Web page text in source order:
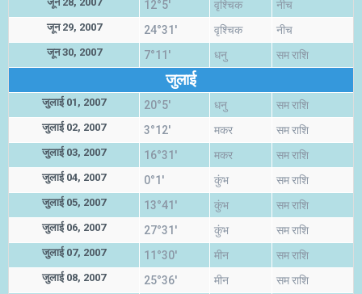
12°5' वृश्चिक नीच
जून 29, 2007 24°31' वृश्चिक नीच
जून 30, 2007 7°11' धनु सम राशि
जुलाई
जुलाई 01, 2007 20°5' धनु सम राशि
जुलाई 02, 2007 3°12' मकर सम राशि
जुलाई 03, 2007 16°31' मकर सम राशि
जुलाई 04, 2007 0°1' कुंभ सम राशि
जुलाई 05, 2007 13°41' कुंभ सम राशि
जुलाई 06, 2007 27°31' कुंभ सम राशि
जुलाई 07, 2007 11°30' मीन सम राशि
जुलाई 08, 2007 25°36' मीन सम राशि